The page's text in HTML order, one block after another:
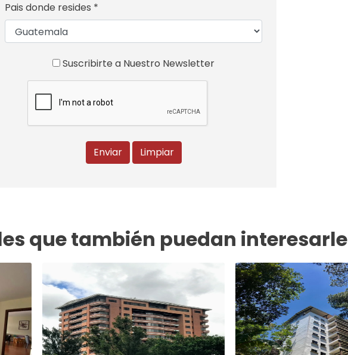
Pais donde resides *
Suscribirte a Nuestro Newsletter
Enviar Limpiar
que también puedan interesarle